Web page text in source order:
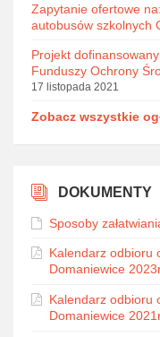
Zapytanie ofertowe
autobusów szkolnych
Projekt
Funduszy Ochrony
17 listopada 2021
Zobacz wszystkie
DOKUMENTY
Sposoby
Kalendarz odbioru
Domaniewice
Kalendarz odbioru
Domaniewice